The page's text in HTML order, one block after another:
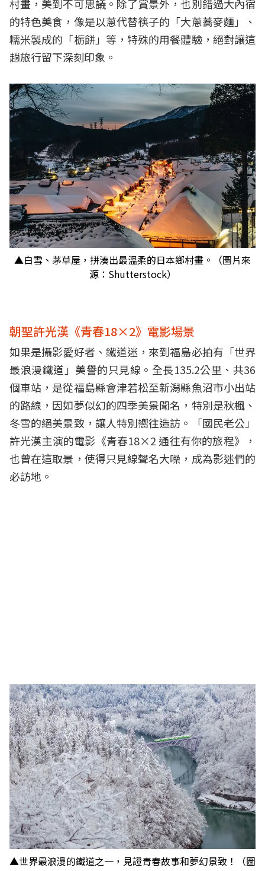
村畫，美到不可思議。除了賞景外，也別錯過大內宿
的特色美食，像是以蔥代替筷子的「大蔥蕎麥麵」、
糯米製成的「栃餅」等，特殊的用餐體驗，絕對讓這
趟旅行留下深刻印象。
▲白雪、茅草屋，拼湊出最溫柔的日本鄉村畫。（圖片來
源：Shutterstock）
朝聖許光漢《青春18×2》電影場景
如果是攝影愛好者、鐵道迷，來到福島必拍有「世界
最浪漫鐵道」美譽的只見線。全長135.2公里、共36
個車站，是從福島縣會津若松至新潟縣魚沼市小出站
的路線，因如夢似幻的四季美景聞名，特別是秋楓、
冬雪的絕美景致，讓人特別嚮往造訪。「國民老公」
許光漢主演的電影《青春18×2 通往有你的旅程》，
也曾在這取景，使得只見線聲名大噪，成為影迷們的
必訪地。
▲世界最浪漫的鐵道之一，見證青春故事和夢幻景致！（圖